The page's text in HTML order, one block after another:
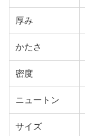
厚み
かたさ
密度
ニュートン
サイズ